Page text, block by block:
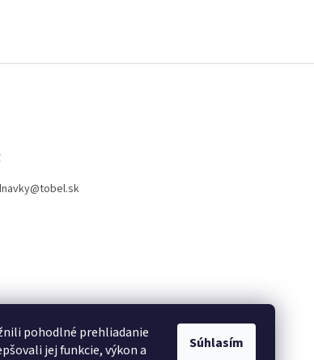
pohodlné prehliadanie
jej funkcie, výkon a
Súhlasím
@tobel.sk